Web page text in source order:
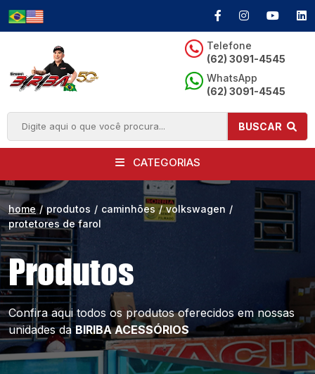
Telefone
(62) 3091-4545
WhatsApp
(62) 3091-4545
BUSCAR
CATEGORIAS
home / produtos / caminhões / volkswagen /
protetores de farol
Produtos
Confira aqui todos os produtos oferecidos em nossas
unidades daBIRIBA ACESSÓRIOS